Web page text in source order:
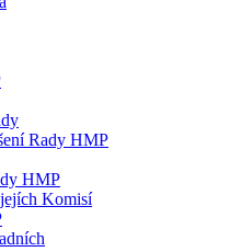
Rady HMP
HMP
Komisí